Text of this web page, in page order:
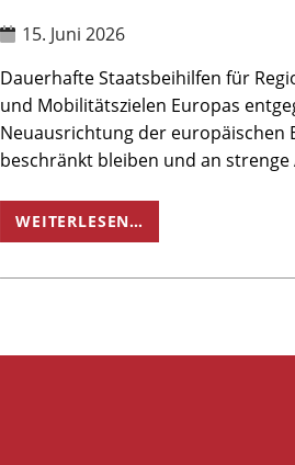
15. Juni 2026
Dauerhafte Staatsbeihilfen für
und Mobilitätszielen Europas
Neuausrichtung der europäischen
beschränkt bleiben und an
WEITERLESEN…